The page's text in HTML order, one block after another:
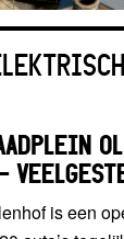
is een